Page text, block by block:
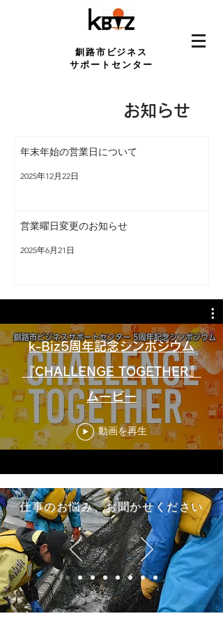
釧路市ビジネス
サポートセンター
お知らせ
年末年始の営業日について
2025年12月22日
営業曜日変更のお知らせ
2025年6月21日
k-Biz5周年記念シンポジウム
『CHALLENGE TOGETHER』
ムービー
動画を再生
仕事のお悩み、お聞かせください​